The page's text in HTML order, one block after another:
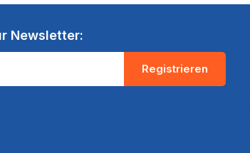
Newsletter:
Registrieren